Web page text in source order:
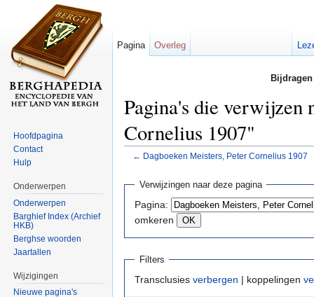
Pagina's die verwijzen
Cornelius 1907"
← Dagboeken Meisters, Peter Cornelius 1907
Verwijzingen naar deze pagina
Pagina:
omkeren
Filters
Transclusies verbergen | koppelingen
Pagina Overleg
Hoofdpagina
Contact
Hulp
Onderwerpen
Onderwerpen
Barghief Index (Archief
HKB)
Berghse woorden
Jaartallen
Wijzigingen
Nieuwe pagina's